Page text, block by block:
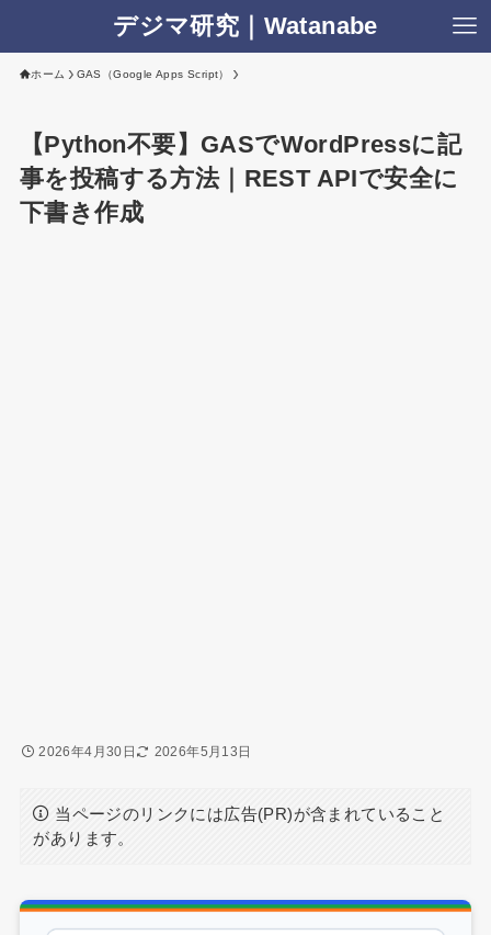
デジマ研究｜Watanabe
ホーム GAS（Google Apps Script）
【Python不要】GASでWordPressに記
事を投稿する方法｜REST APIで安全に
下書き作成
2026年4月30日 2026年5月13日
当ページのリンクには広告(PR)が含まれていること
があります。